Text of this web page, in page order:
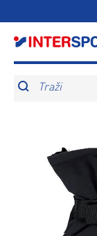
Traži